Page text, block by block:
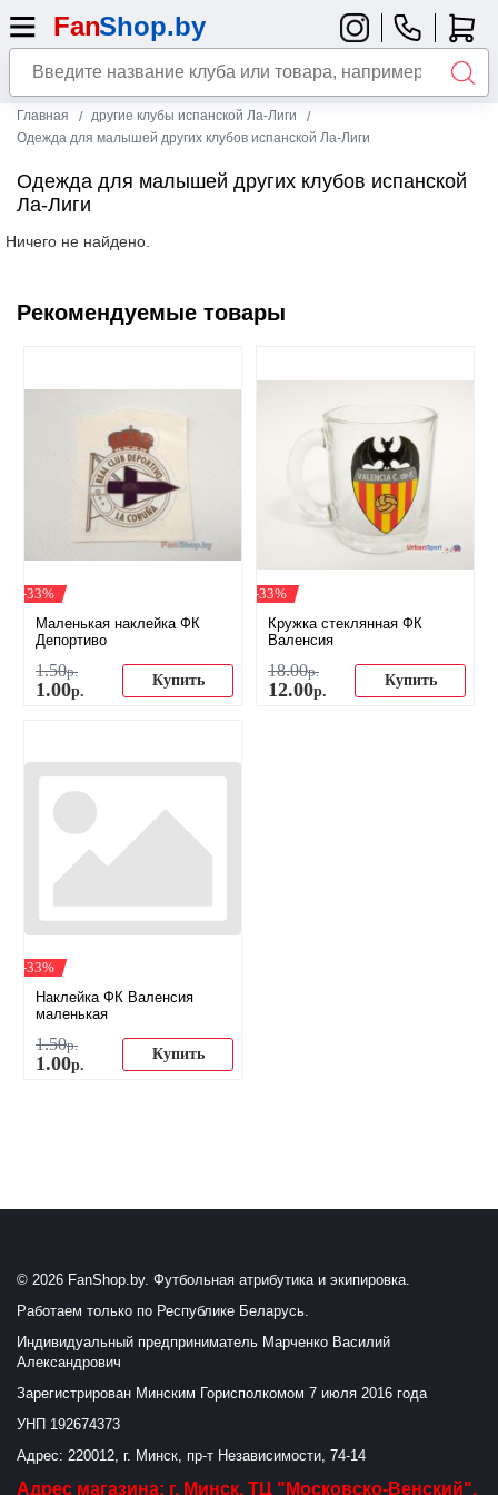
Главная
другие клубы испанской Ла-Лиги
Одежда для малышей других клубов испанской Ла-Лиги
Одежда для малышей других клубов испанской
Ла-Лиги
Ничего не найдено.
Рекомендуемые товары
-33%
Маленькая наклейка ФК
Депортиво
1.50р.
1.00р.
Купить
-33%
Кружка стеклянная ФК
Валенсия
18.00р.
12.00р.
Купить
-33%
Наклейка ФК Валенсия
маленькая
1.50р.
1.00р.
Купить
© 2026 FanShop.by. Футбольная атрибутика и экипировка.
Работаем только по Республике Беларусь.
Индивидуальный предприниматель Марченко Василий
Александрович
Зарегистрирован Минским Горисполкомом 7 июля 2016 года
УНП 192674373
Адрес: 220012, г. Минск, пр-т Независимости, 74-14
Адрес магазина: г. Минск, ТЦ "Московско-Венский",